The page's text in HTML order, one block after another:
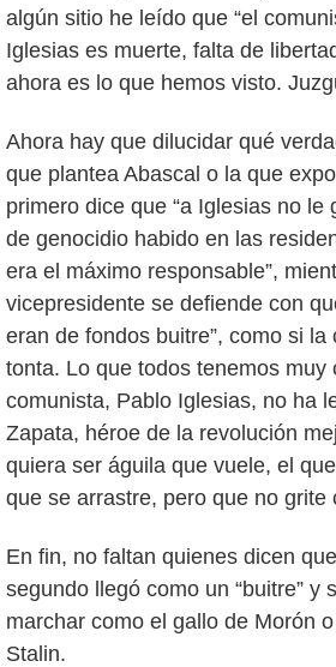
algún sitio he leído que “el
Iglesias es muerte, falta de
ahora es lo que hemos visto.
Ahora hay que dilucidar qué
que plantea Abascal o la que
primero dice que “a Iglesias no le
de genocidio habido en las
era el máximo responsable”,
vicepresidente se defiende con
eran de fondos buitre”, como si
tonta. Lo que todos tenemos muy
comunista, Pablo Iglesias, no ha
Zapata, héroe de la revolución
quiera ser águila que vuele, el
que se arrastre, pero que no grite
En fin, no faltan quienes dicen
segundo llegó como un “buitre” y
marchar como el gallo de Morón
Stalin.